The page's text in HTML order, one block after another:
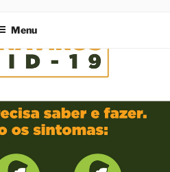
Menu